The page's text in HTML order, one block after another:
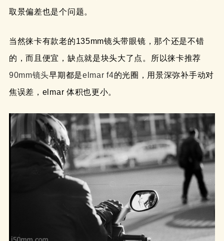
取景偏差也是个问题。
当然徕卡有款老的135mm镜头带眼镜，那个还是不错
的，而且便宜，缺点就是块头大了点。所以徕卡推荐
90mm镜头早期都是elmar f4的光圈，用景深弥补手动对
焦误差，elmar 体积也更小。